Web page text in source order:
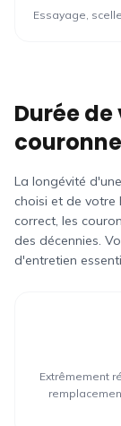
Essayage,
Durée
La longévité
choisi et de votre
correct, les
des décennies.
d'entretien
Extrêmement